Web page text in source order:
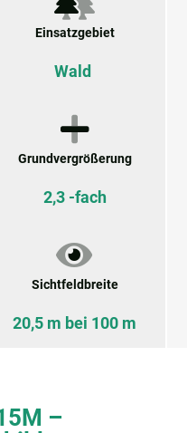
Einsatzgebiet
Wald
Grundvergrößerung
2,3 -fach
Sichtfeldbreite
20,5 m bei 100 m
–